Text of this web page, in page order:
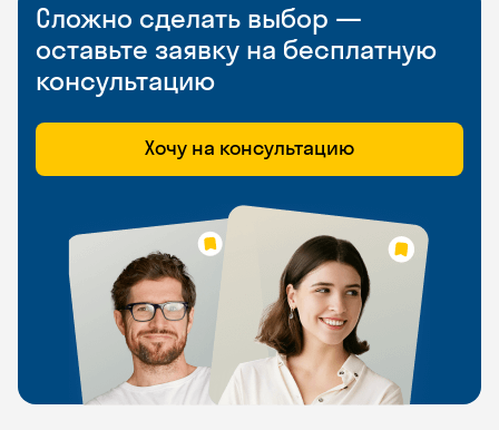
Сложно сделать выбор —
оставьте заявку на бесплатную
консультацию
Хочу на консультацию